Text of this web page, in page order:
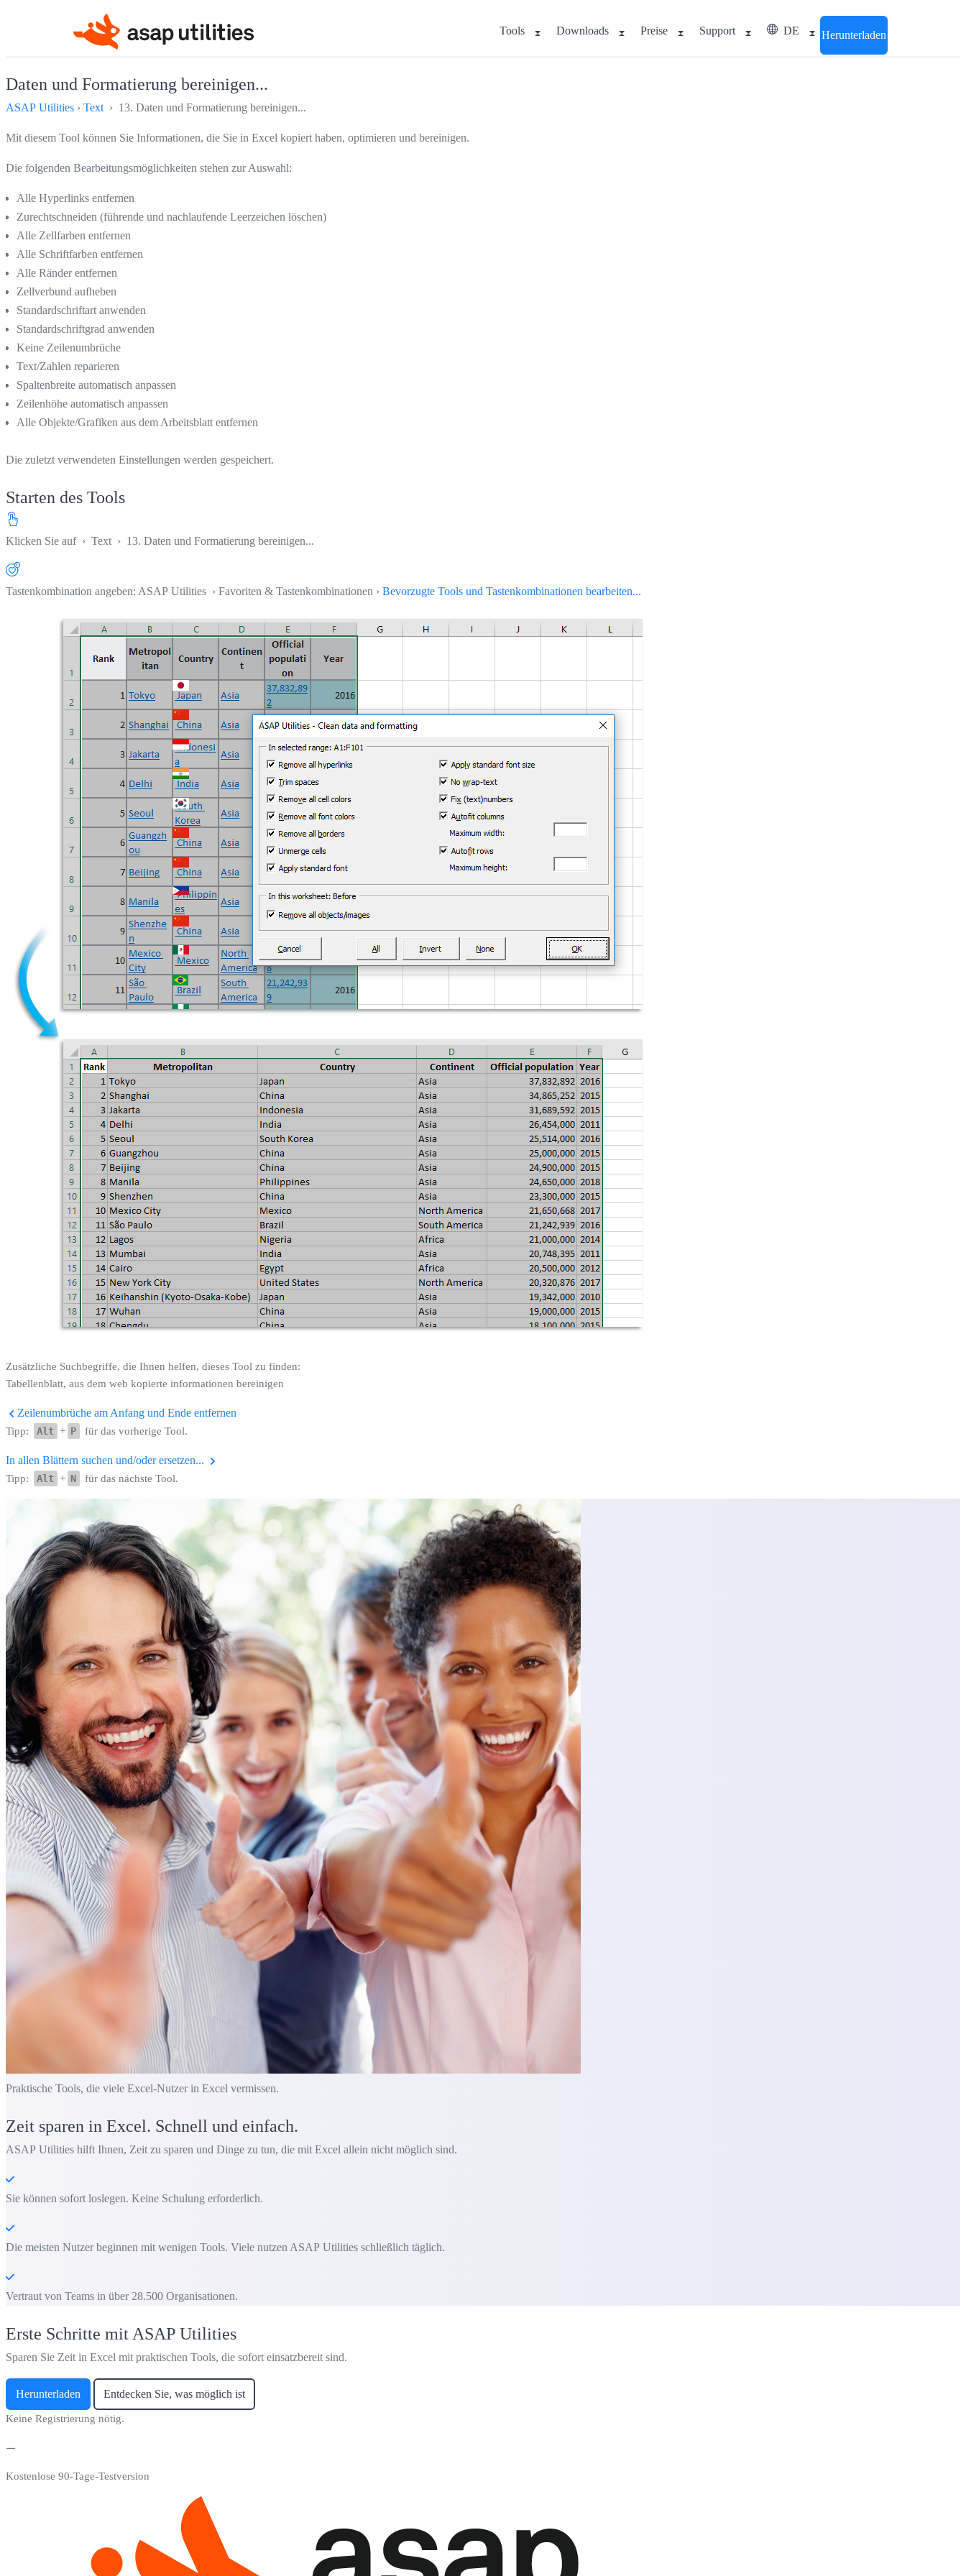
Tools Downloads Preise Support DE Herunterladen
Daten und Formatierung bereinigen...
ASAP Utilities › Text › 13. Daten und Formatierung bereinigen...
Mit diesem Tool können Sie Informationen, die Sie in Excel kopiert haben, optimieren und bereinigen.
Die folgenden Bearbeitungsmöglichkeiten stehen zur Auswahl:
Alle Hyperlinks entfernen
Zurechtschneiden (führende und nachlaufende Leerzeichen löschen)
Alle Zellfarben entfernen
Alle Schriftfarben entfernen
Alle Ränder entfernen
Zellverbund aufheben
Standardschriftart anwenden
Standardschriftgrad anwenden
Keine Zeilenumbrüche
Text/Zahlen reparieren
Spaltenbreite automatisch anpassen
Zeilenhöhe automatisch anpassen
Alle Objekte/Grafiken aus dem Arbeitsblatt entfernen
Die zuletzt verwendeten Einstellungen werden gespeichert.
Starten des Tools
Klicken Sie auf › Text › 13. Daten und Formatierung bereinigen...
Tastenkombination angeben: ASAP Utilities › Favoriten & Tastenkombinationen › Bevorzugte Tools und Tastenkombinationen bearbeiten...
Zusätzliche Suchbegriffe, die Ihnen helfen, dieses Tool zu finden:
Tabellenblatt, aus dem web kopierte informationen bereinigen
Zeilenumbrüche am Anfang und Ende entfernen
Tipp: Alt + P für das vorherige Tool.
In allen Blättern suchen und/oder ersetzen...
Tipp: Alt + N für das nächste Tool.
Praktische Tools, die viele Excel-Nutzer in Excel vermissen.
Zeit sparen in Excel. Schnell und einfach.
ASAP Utilities hilft Ihnen, Zeit zu sparen und Dinge zu tun, die mit Excel allein nicht möglich sind.
Sie können sofort loslegen. Keine Schulung erforderlich.
Die meisten Nutzer beginnen mit wenigen Tools. Viele nutzen ASAP Utilities schließlich täglich.
Vertraut von Teams in über 28.500 Organisationen.
Erste Schritte mit ASAP Utilities
Sparen Sie Zeit in Excel mit praktischen Tools, die sofort einsatzbereit sind.
Herunterladen Entdecken Sie, was möglich ist
Keine Registrierung nötig.
Kostenlose 90-Tage-Testversion